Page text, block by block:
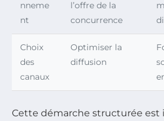
nneme
nt
l’offre de la
concurrence
Choix
des
canaux
Optimiser la
diffusion
Cette démarche structurée est